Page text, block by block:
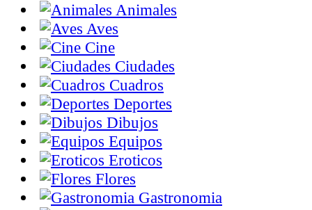
Animales
Aves
Cine
Ciudades
Cuadros
Deportes
Dibujos
Equipos
Eroticos
Flores
Gastronomia